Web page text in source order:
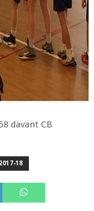
davant CB
18